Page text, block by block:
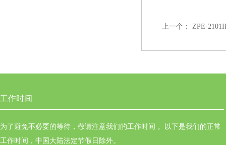
上一个： ZPE-
工作时间
为了避免不必要的等待，敬请注意我们的工作时间 。以下是我们的正常
工作时间，中国大陆法定节假日除外。